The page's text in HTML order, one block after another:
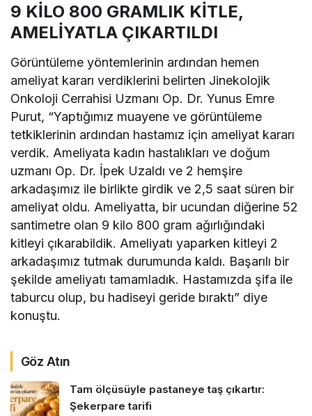
9 KİLO 800 GRAMLIK KİTLE,
AMELİYATLA ÇIKARTILDI
Görüntüleme yöntemlerinin ardından hemen
ameliyat kararı verdiklerini belirten Jinekolojik
Onkoloji Cerrahisi Uzmanı Op. Dr. Yunus Emre
Purut, “Yaptığımız muayene ve görüntüleme
tetkiklerinin ardından hastamız için ameliyat kararı
verdik. Ameliyata kadın hastalıkları ve doğum
uzmanı Op. Dr. İpek Uzaldı ve 2 hemşire
arkadaşımız ile birlikte girdik ve 2,5 saat süren bir
ameliyat oldu. Ameliyatta, bir ucundan diğerine 52
santimetre olan 9 kilo 800 gram ağırlığındaki
kitleyi çıkarabildik. Ameliyatı yaparken kitleyi 2
arkadaşımız tutmak durumunda kaldı. Başarılı bir
şekilde ameliyatı tamamladık. Hastamızda şifa ile
taburcu olup, bu hadiseyi geride bıraktı” diye
konuştu.
Göz Atın
Tam ölçüsüyle pastaneye taş çıkartır:
Şekerpare tarifi